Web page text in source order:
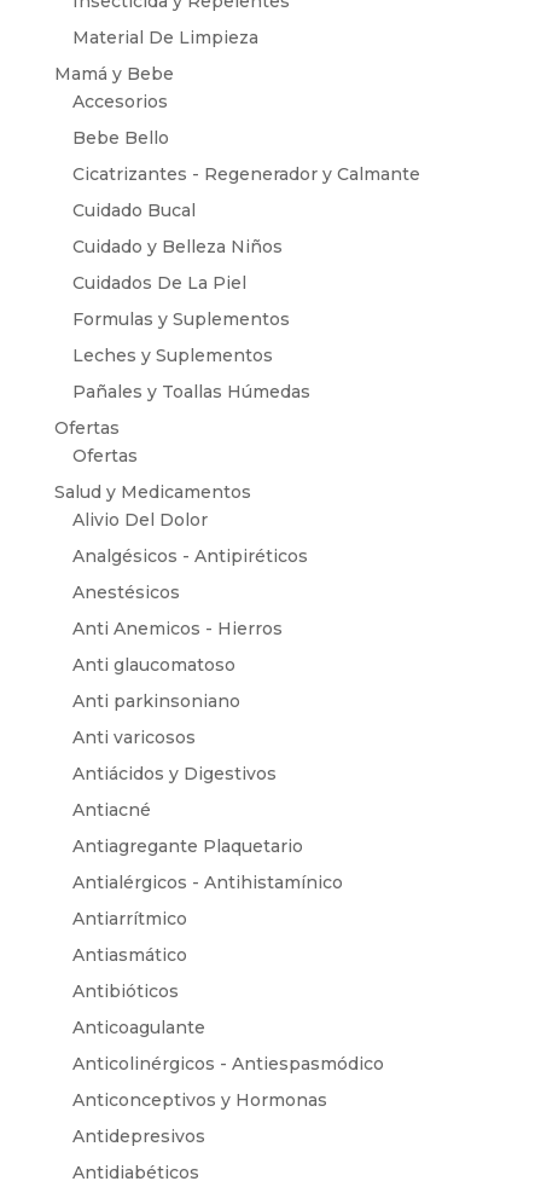
Material De Limpieza
Mamá y Bebe
Accesorios
Bebe Bello
Cicatrizantes - Regenerador y Calmante
Cuidado Bucal
Cuidado y Belleza Niños
Cuidados De La Piel
Formulas y Suplementos
Leches y Suplementos
Pañales y Toallas Húmedas
Ofertas
Ofertas
Salud y Medicamentos
Alivio Del Dolor
Analgésicos - Antipiréticos
Anestésicos
Anti Anemicos - Hierros
Anti glaucomatoso
Anti parkinsoniano
Anti varicosos
Antiácidos y Digestivos
Antiacné
Antiagregante Plaquetario
Antialérgicos - Antihistamínico
Antiarrítmico
Antiasmático
Antibióticos
Anticoagulante
Anticolinérgicos - Antiespasmódico
Anticonceptivos y Hormonas
Antidepresivos
Antidiabéticos